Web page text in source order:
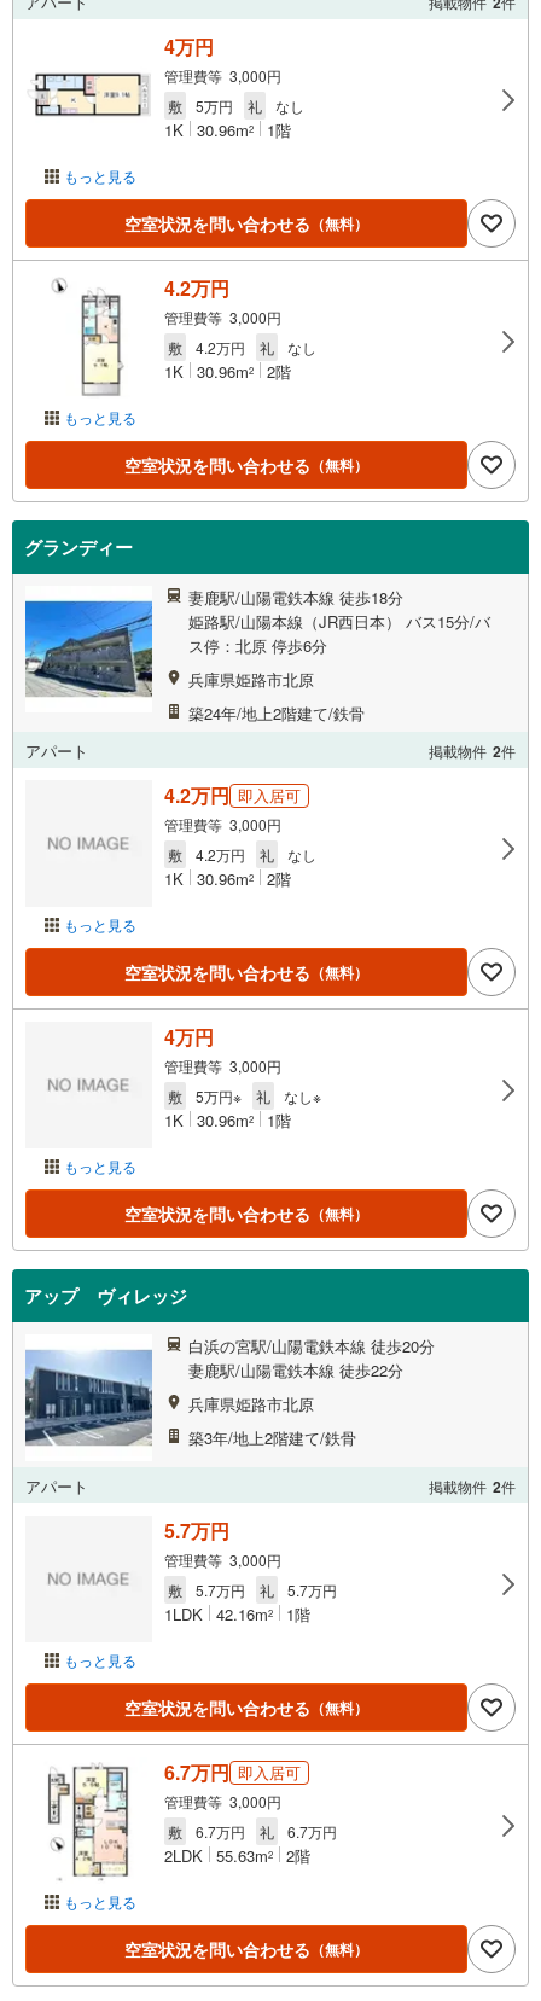
もっと見る
4万円
管理費等 3,000円
敷
5万円 礼 なし
1K 30.96m2 1階
空室状況を問い合わせる （無料）
もっと見る
4.2万円
管理費等 3,000円
敷
4.2万円 礼 なし
1K 30.96m2 2階
空室状況を問い合わせる （無料）
グランディー
妻鹿駅/山陽電鉄本線 徒歩18分
姫路駅/山陽本線（JR西日本） バス15分/バ
ス停：北原 停歩6分
兵庫県姫路市北原
築24年/地上2階建て/鉄骨
アパート
掲載物件 2件
もっと見る
4.2万円 即入居可
管理費等 3,000円
敷
4.2万円 礼 なし
1K 30.96m2 2階
空室状況を問い合わせる （無料）
もっと見る
4万円
管理費等 3,000円
敷
5万円※ 礼 なし※
1K 30.96m2 1階
空室状況を問い合わせる （無料）
アップ ヴィレッジ
白浜の宮駅/山陽電鉄本線 徒歩20分
妻鹿駅/山陽電鉄本線 徒歩22分
兵庫県姫路市北原
築3年/地上2階建て/鉄骨
アパート 掲載物件 2件
もっと見る
5.7万円
管理費等 3,000円
敷
5.7万円 礼 5.7万円
1LDK 42.16m2 1階
空室状況を問い合わせる （無料）
もっと見る
6.7万円 即入居可
管理費等 3,000円
敷
6.7万円 礼 6.7万円
2LDK 55.63m2 2階
空室状況を問い合わせる （無料）